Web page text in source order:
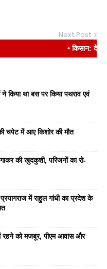
Next Post
• किसान: देश की
किया था बस पर किया पथराव एवं
चपेट में आए किशोर की मौत
की खुदकुशी, परिजनों का रो-
में राहुल गांधी का प्रदेश के
रहने को मजबूर, पीएम आवास और